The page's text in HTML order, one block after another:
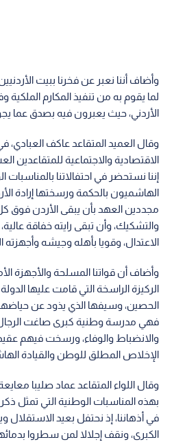
وأضاف أننا نعبر عن فخرنا ببيت
لما يقوم به من تنفيذ المكارم الملكية
الأردني، حيث يعبرون فيه بصدق عما
وقال العميد المتقاعد عاكف
الاقتصادية والاجتماعية للمتقاعدين
إننا نستحضر في احتفالاتنا
الهاشميون بالحكمة ورسختها إرادة
مجددين العهد بأن يبقى الأردن فوق
والتشكيك، وأن تبقى رايته خفاقة
الاعتدال، وقويا بأهله وجيشه وأجهزته
وأضاف أن قواتنا المسلحة والأجهزة
الركيزة الراسخة التي قامت عليها
الحصين، وسيفها الذي يذود عن
فهي مدرسة وطنية كبرى صاغت
والانضباط والوفاء، ورسخت فيهم
الإخلاص المطلق للوطن والقيادة
وقال اللواء المتقاعد عماد صليبا
بهذه المناسبات الوطنية التي تمثل
في أذهاننا، إذ نحتفل بعيد الاستقلال
الكبرى، ونقف إجلالا لمن سطروا